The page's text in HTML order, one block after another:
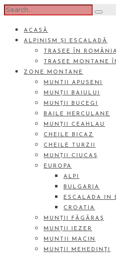
ACASĂ
ALPINISM ȘI ESCALADĂ
TRASEE ÎN
TRASEE MONTANE
ZONE MONTANE
MUNTII APUSENI
MUNȚII BAIULUI
MUNȚII BUCEGI
BAILE HERCULANE
MUNȚII CEAHLAU
CHEILE BICAZ
CHEILE TURZII
MUNȚII CIUCAŞ
EUROPA
ALPI
BULGARIA
ESCALADA IN
CROATIA
MUNȚII FĂGĂRAŞ
MUNȚII IEZER
MUNTII MACIN
MUNŢII MEHEDINŢI